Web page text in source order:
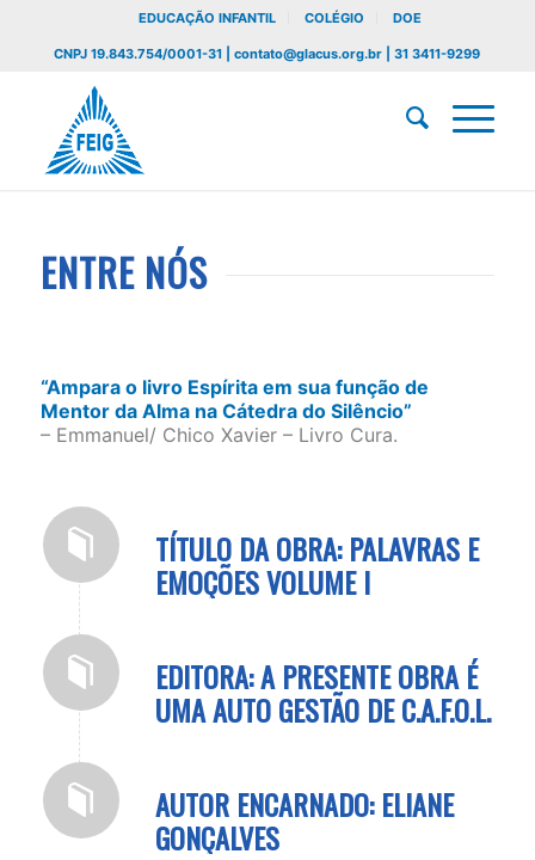
EDUCAÇÃO INFANTIL COLÉGIO DOE
CNPJ 19.843.754/0001-31 | contato@glacus.org.br | 31 3411-9299
ENTRE NÓS
“Ampara o livro Espírita em sua função de
Mentor da Alma na Cátedra do Silêncio”
– Emmanuel/ Chico Xavier – Livro Cura.
TÍTULO DA OBRA: PALAVRAS E
EMOÇÕES VOLUME I
EDITORA: A PRESENTE OBRA É
UMA AUTO GESTÃO DE C.A.F.O.L.
AUTOR ENCARNADO: ELIANE
GONÇALVES